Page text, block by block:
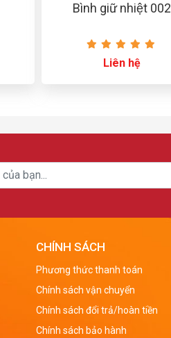
Bình giữ nhiệt 002
Liên hệ
CHÍNH SÁCH
Phương thức thanh toán
Chính sách vận chuyển
Chính sách đổi trả/hoàn tiền
Chính sách bảo hành